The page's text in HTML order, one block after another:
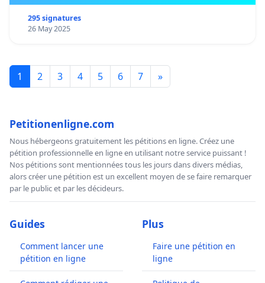
295 signatures
26 May 2025
1 2 3 4 5 6 7 »
Petitionenligne.com
Nous hébergeons gratuitement les pétitions en ligne. Créez une
pétition professionnelle en ligne en utilisant notre service puissant !
Nos pétitions sont mentionnées tous les jours dans divers médias,
alors créer une pétition est un excellent moyen de se faire remarquer
par le public et par les décideurs.
Guides
Comment lancer une
pétition en ligne
Plus
Faire une pétition en
ligne